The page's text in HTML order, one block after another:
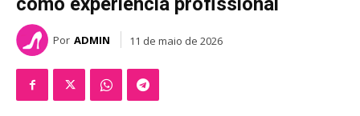
Por ADMIN 11 de maio de 2026